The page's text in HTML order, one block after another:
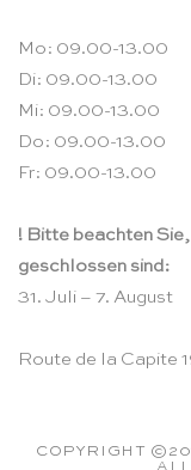
Mo: 09.00-13.00
Di: 09.00-13.00
Mi: 09.00-13.00
Do: 09.00-13.00
Fr: 09.00-13.00
! Bitte beachten
geschlossen sind:
31. Juli – 7. August
Route de la Capite
COPYRIGHT